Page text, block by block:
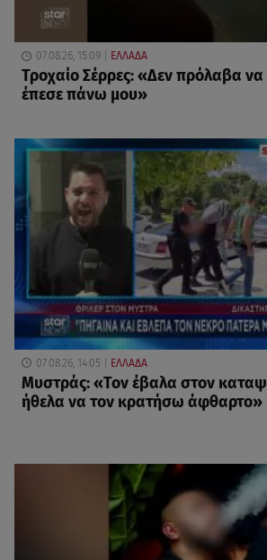
07.08.26, 15:09 ΕΛΛΑΔΑ
Τροχαίο Σέρρες: «Δεν πρόλαβα να
έπεσε πάνω μου»
07.08.26, 14:05 ΕΛΛΑΔΑ
Μυστράς: «Τον έβαλα στον
ήθελα να τον κρατήσω άφθαρτο»